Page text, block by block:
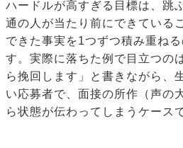
ハードルが高すぎる目標は、跳
通の人が当たり前にできている
できた事実を1つずつ積み重ね
す。実際に落ちた例で目立つの
ら挽回します」と書きながら、
い応募者で、面接の所作（声の
ら状態が伝わってしまうケース